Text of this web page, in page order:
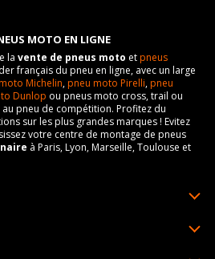
MOTO EN LIGNE
la vente de pneus moto etpneus
français du pneu en ligne, avec un large
Michelin,pneu moto Pirelli,pneu
Dunlop ou pneus moto cross, trail ou
pneu de compétition. Profitez du
sur les plus grandes marques ! Evitez
votre centre de montage de pneus
à Paris, Lyon, Marseille, Toulouse et